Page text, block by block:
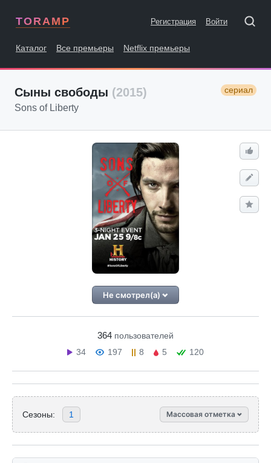
TORAMP Регистрация Войти
Каталог Все премьеры Netflix премьеры
Сыны свободы (2015) сериал
Sons of Liberty
Не смотрел(а)
364 пользователей
34
197 8 5 120
Сезоны: 1 Массовая отметка